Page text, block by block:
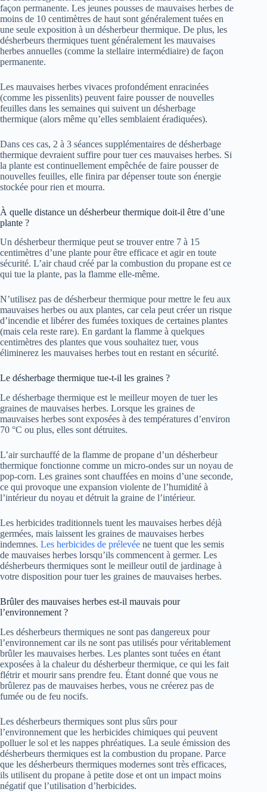
façon permanente. Les jeunes pousses de mauvaises herbes de
moins de 10 centimètres de haut sont généralement tuées en
une seule exposition à un désherbeur thermique. De plus, les
désherbeurs thermiques tuent généralement les mauvaises
herbes annuelles (comme la stellaire intermédiaire) de façon
permanente.
Les mauvaises herbes vivaces profondément enracinées
(comme les pissenlits) peuvent faire pousser de nouvelles
feuilles dans les semaines qui suivent un désherbage
thermique (alors même qu’elles semblaient éradiquées).
Dans ces cas, 2 à 3 séances supplémentaires de désherbage
thermique devraient suffire pour tuer ces mauvaises herbes. Si
la plante est continuellement empêchée de faire pousser de
nouvelles feuilles, elle finira par dépenser toute son énergie
stockée pour rien et mourra.
À quelle distance un désherbeur thermique doit-il être d’une
plante ?
Un désherbeur thermique peut se trouver entre 7 à 15
centimètres d’une plante pour être efficace et agir en toute
sécurité. L’air chaud créé par la combustion du propane est ce
qui tue la plante, pas la flamme elle-même.
N’utilisez pas de désherbeur thermique pour mettre le feu aux
mauvaises herbes ou aux plantes, car cela peut créer un risque
d’incendie et libérer des fumées toxiques de certaines plantes
(mais cela reste rare). En gardant la flamme à quelques
centimètres des plantes que vous souhaitez tuer, vous
éliminerez les mauvaises herbes tout en restant en sécurité.
Le désherbage thermique tue-t-il les graines ?
Le désherbage thermique est le meilleur moyen de tuer les
graines de mauvaises herbes. Lorsque les graines de
mauvaises herbes sont exposées à des températures d’environ
70 °C ou plus, elles sont détruites.
L’air surchauffé de la flamme de propane d’un désherbeur
thermique fonctionne comme un micro-ondes sur un noyau de
pop-corn. Les graines sont chauffées en moins d’une seconde,
ce qui provoque une expansion violente de l’humidité à
l’intérieur du noyau et détruit la graine de l’intérieur.
Les herbicides traditionnels tuent les mauvaises herbes déjà
germées, mais laissent les graines de mauvaises herbes
indemnes. Les herbicides de prélevée ne tuent que les semis
de mauvaises herbes lorsqu’ils commencent à germer. Les
désherbeurs thermiques sont le meilleur outil de jardinage à
votre disposition pour tuer les graines de mauvaises herbes.
Brûler des mauvaises herbes est-il mauvais pour
l’environnement ?
Les désherbeurs thermiques ne sont pas dangereux pour
l’environnement car ils ne sont pas utilisés pour véritablement
brûler les mauvaises herbes. Les plantes sont tuées en étant
exposées à la chaleur du désherbeur thermique, ce qui les fait
flétrir et mourir sans prendre feu. Étant donné que vous ne
brûlerez pas de mauvaises herbes, vous ne créerez pas de
fumée ou de feu nocifs.
Les désherbeurs thermiques sont plus sûrs pour
l’environnement que les herbicides chimiques qui peuvent
polluer le sol et les nappes phréatiques. La seule émission des
désherbeurs thermiques est la combustion du propane. Parce
que les désherbeurs thermiques modernes sont très efficaces,
ils utilisent du propane à petite dose et ont un impact moins
négatif que l’utilisation d’herbicides.